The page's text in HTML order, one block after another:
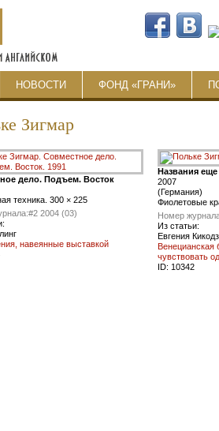
НОВОСТИ ФОНД «ГРАНИ»
Зигмар
дело. Подъем. Восток
техника. 300 × 225
#2 2004 (03)
навеянные выставкой
Названия еще
2007
(Германия)
Фиолетовые
Номер
Из статьи:
Евгения
Венецианская
чувствовать
ID: 10342